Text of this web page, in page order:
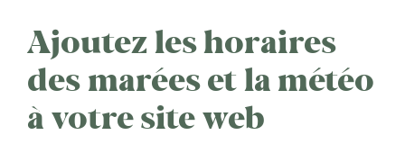
Ajoutez les horaires
des marées et la météo
à votre site web